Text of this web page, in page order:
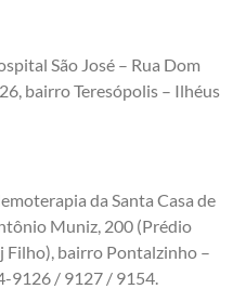
São José – Rua Dom
bairro Teresópolis – Ilhéus
da Santa Casa de
Muniz, 200 (Prédio
bairro Pontalzinho –
9126 / 9127 / 9154.